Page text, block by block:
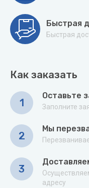
Быстрая
Быстрая
Как заказать
1
Оставьте
Заполните
2
Мы
3
адресу